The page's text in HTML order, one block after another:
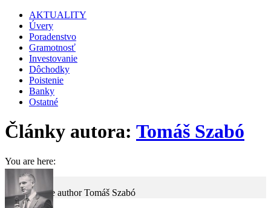
AKTUALITY
Úvery
Poradenstvo
Gramotnosť
Investovanie
Dôchodky
Poistenie
Banky
Ostatné
Články autora: Tomáš Szabó
You are here:
Home
Article author Tomáš Szabó